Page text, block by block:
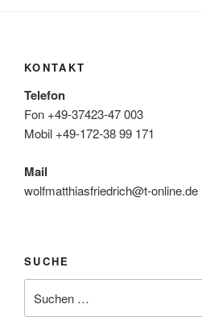
KONTAKT
Telefon
Fon +49-37423-47 003
Mobil +49-172-38 99 171
Mail
wolfmatthiasfriedrich@t-online.de
SUCHE
nach: